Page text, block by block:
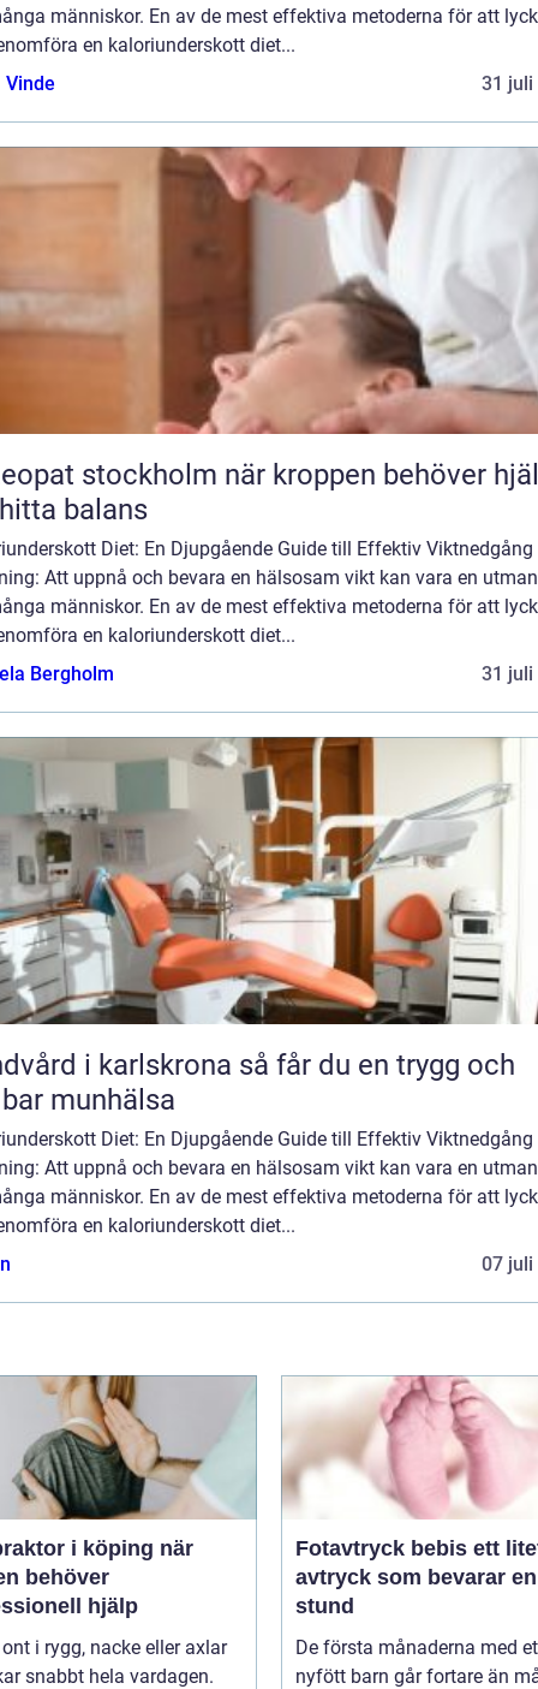
människor. En av de mest effektiva metoderna för att
en kaloriunderskott diet...
Vinde
31 juli
stockholm när kroppen behöver hjälp
balans
Diet: En Djupgående Guide till Effektiv Viktnedgång
Att uppnå och bevara en hälsosam vikt kan vara en
människor. En av de mest effektiva metoderna för att
en kaloriunderskott diet...
Bergholm
31 juli
i karlskrona så får du en trygg och
munhälsa
Diet: En Djupgående Guide till Effektiv Viktnedgång
Att uppnå och bevara en hälsosam vikt kan vara en
människor. En av de mest effektiva metoderna för att
en kaloriunderskott diet...
07 juli
i köping när
behöver
hjälp
i rygg, nacke eller axlar
snabbt hela vardagen.
Fotavtryck bebis ett litet
avtryck som bevarar
stund
De första månaderna med
nyfött barn går fortare än